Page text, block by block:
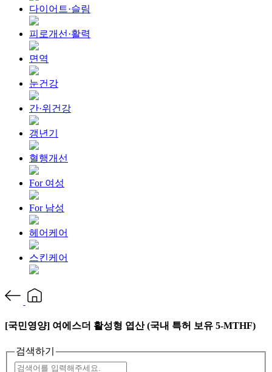
다이어트·슬림
피로개선·활력
면역
눈건강
간·위건강
갱년기
혈행개선
For 여성
For 남성
헤어케어
스킨케어
[국민영양] 여에스더 활성형 엽산 (국내 특허 보유 5-MTHF)
검색하기